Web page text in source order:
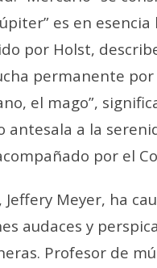
es en esencia
por Holst,
permanente
el mago”,
antesala a la
por el
Meyer, ha
audaces y
Profesor de